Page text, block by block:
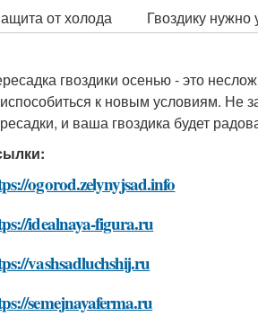
от холода
Гвоздику
гвоздики осенью - это
к новым условиям. Не
и ваша гвоздика будет
ogorod.zelynyjsad.info
idealnaya-figura.ru
vashsadluchshij.ru
semejnayaferma.ru